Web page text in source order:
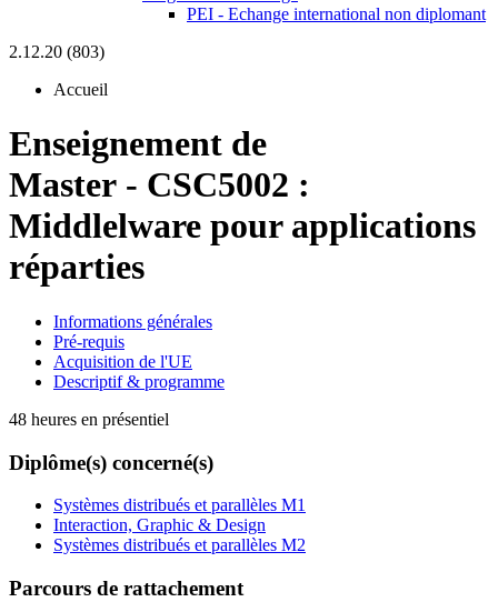
PEI - Echange international non diplomant
2.12.20 (803)
Accueil
Enseignement de
Master - CSC5002 :
Middlelware pour applications
réparties
Informations générales
Pré-requis
Acquisition de l'UE
Descriptif & programme
48 heures en présentiel
Diplôme(s) concerné(s)
Systèmes distribués et parallèles M1
Interaction, Graphic & Design
Systèmes distribués et parallèles M2
Parcours de rattachement